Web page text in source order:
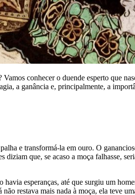
conhecer o duende esperto que
a ganância e, principalmente, a
e transformá-la em ouro. O
que, se acaso a moça falhasse,
esperanças, até que surgiu um
restava mais nada à moça, ela teve